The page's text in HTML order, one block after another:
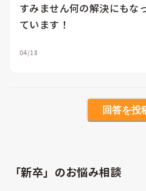
すみません何の解決にもな
ています！
04/18
回答を投
「新卒」のお悩み相談